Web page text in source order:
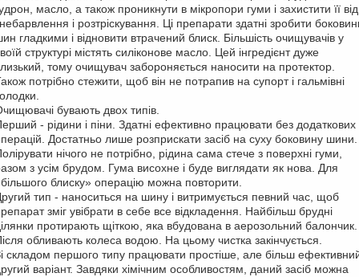
масло, а також проникнути в мікропори гуми і захистити її від
і розтріскування. Ці препарати здатні зробити
гладкими і відновити втрачений блиск. Більшість очищувачів у
структурі містять силіконове масло. Цей інгредієнт дуже
тому очищувач забороняється наносити на протектор.
потрібно стежити, щоб він не потрапив на супорт і гальмівні
ювачі бувають двох типів.
- рідини і піни.Здатні ефективно працювати без додаткових
Достатньо лише розприскати засіб на суху боковину шини.
нічого не потрібно, рідина сама стече з поверхні гуми,
з усім брудом . Гума висохне і буде виглядати як нова. Для
блиску» операцію можна повторити.
тип - наноситься на шину і витримується певний час, щоб
зміг увібрати в себе все відкладення. Найбільш брудні
протирають щіткою, яка вбудована в аерозольний балончик.
обливають колеса водою. На цьому чистка закінчується.
складом першого типу працювати простіше, але більш
варіант. Завдяки хімічним особливостям, даний засіб можна